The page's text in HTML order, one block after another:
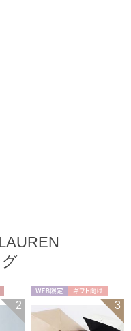
2
ギフト向け
UNISEX
3